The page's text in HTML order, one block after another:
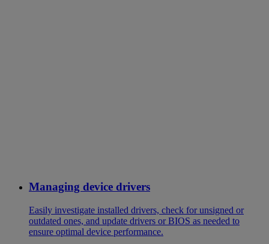
Managing device drivers
Easily investigate installed drivers, check for unsigned or
outdated ones, and update drivers or BIOS as needed to
ensure optimal device performance.